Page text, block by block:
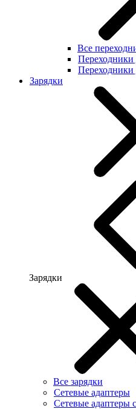
Все
Переходники
Переходники
Зарядки
Зарядки
Все зарядки
Сетевые адаптеры
Сетевые адаптеры